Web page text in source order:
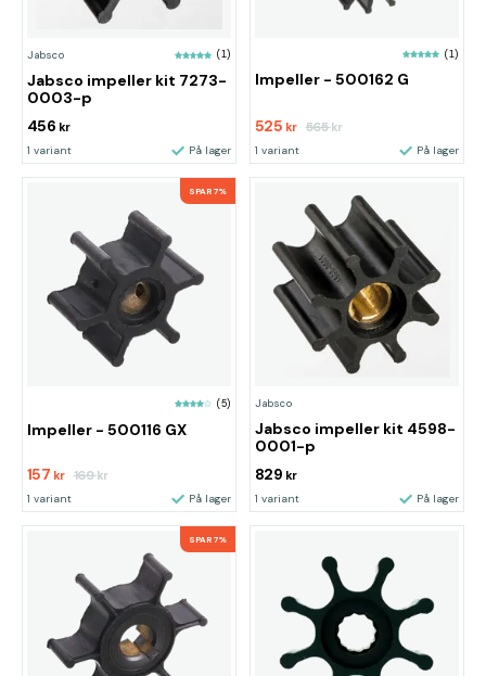
Jabsco (1)
Jabsco impeller kit 7273-
0003-p
456 kr
1 variant På lager
(1)
Impeller - 500162 G
525 kr 565kr
1 variant På lager
SPAR 7%
(5)
Impeller - 500116 GX
157 kr 169kr
1 variant På lager
Jabsco
Jabsco impeller kit 4598-
0001-p
829 kr
1 variant På lager
SPAR 7%